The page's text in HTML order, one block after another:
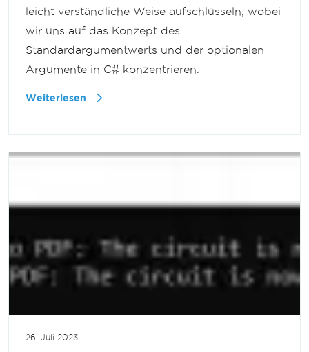
leicht verständliche Weise aufschlüsseln, wobei
wir uns auf das Konzept des
Standardargumentwerts und der optionalen
Argumente in C# konzentrieren.
Weiterlesen
26. Juli 2023